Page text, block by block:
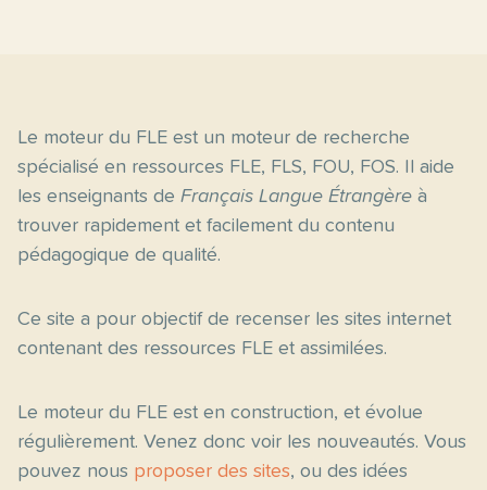
Le moteur du FLE est un moteur de recherche
spécialisé en ressources FLE, FLS, FOU, FOS. Il aide
les enseignants de Français Langue Étrangère à
trouver rapidement et facilement du contenu
pédagogique de qualité.
Ce site a pour objectif de recenser les sites internet
contenant des ressources FLE et assimilées.
Le moteur du FLE est en construction, et évolue
régulièrement. Venez donc voir les nouveautés. Vous
pouvez nous proposer des sites, ou des idées